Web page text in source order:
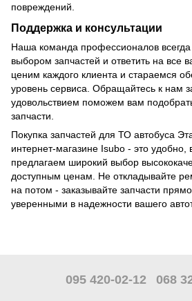
повреждений.
Поддержка и консультации
Наша команда профессионалов
выбором запчастей и ответить на
ценим каждого клиента и стараемся
уровень сервиса. Обращайтесь к нам
удовольствием поможем вам
запчасти.
Покупка запчастей для ТО автобуса
интернет-магазине Isubo - это
предлагаем широкий выбор
доступным ценам. Не откладывайте
на потом - заказывайте запчасти
уверенными в надежности вашего
095 420-02-12 068